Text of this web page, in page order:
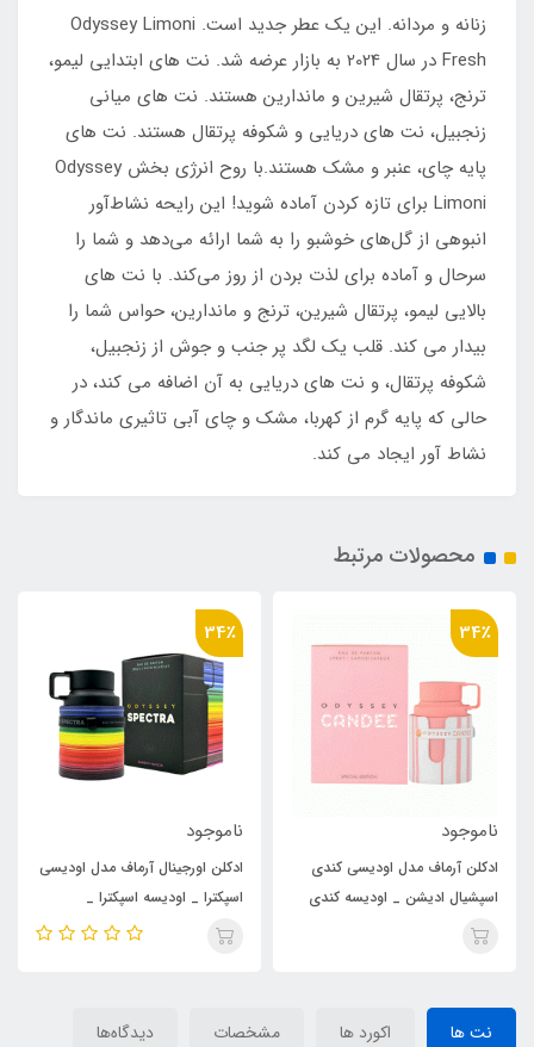
زنانه و مردانه. این یک عطر جدید است. Odyssey Limoni
Fresh در سال 2024 به بازار عرضه شد. نت های ابتدایی لیمو،
ترنج، پرتقال شیرین و ماندارین هستند. نت های میانی
زنجبیل، نت های دریایی و شکوفه پرتقال هستند. نت های
پایه چای، عنبر و مشک هستند.با روح انرژی بخش Odyssey
Limoni برای تازه کردن آماده شوید! این رایحه نشاط‌آور
انبوهی از گل‌های خوشبو را به شما ارائه می‌دهد و شما را
سرحال و آماده برای لذت بردن از روز می‌کند. با نت های
بالایی لیمو، پرتقال شیرین، ترنج و ماندارین، حواس شما را
بیدار می کند. قلب یک لگد پر جنب و جوش از زنجبیل،
شکوفه پرتقال، و نت های دریایی به آن اضافه می کند، در
حالی که پایه گرم از کهربا، مشک و چای آبی تاثیری ماندگار و
نشاط آور ایجاد می کند.
محصولات مرتبط
34٪
ناموجود
ادکلن اورجینال آرماف مدل اودیسی
اسپکترا _ اودیسه اسپکترا _
Ultra Male
34٪
ناموجود
ادکلن آرماف مدل اودیسی ماندارین
اسکای _ اودیسه ماندارین اسکای
رایحه ژان پل گوتیه اسکندال مردانه
نت ها اکورد ها مشخصات دیدگاه‌ها